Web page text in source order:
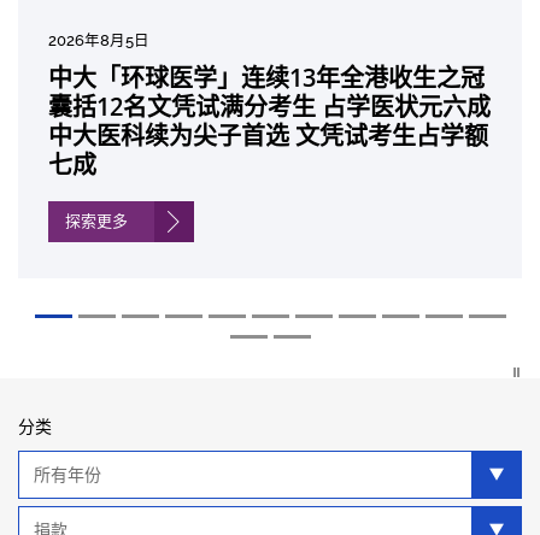
2026年8月5日
中大「环球医学」连续13年全港收生之冠
囊括12名文凭试满分考生 占学医状元六成
中大医科续为尖子首选 文凭试考生占学额
七成
探索更多
2026年7月27日
中大成立崭新 ITECH医疗科技评估平台 推
动健康经济分析及价值医疗
2026年7月10日
中大研发「AI-OCT」系统助测糖尿黄斑水
肿 假阳性转介个案锐减六成 缩短患者轮
候诊症时间
2026年7月10日
中大黄秀娟教授获颁中国工程界最高荣誉
「光华工程科技奖」 成为今届医药衞生领
域唯一香港学者
2026年7月7日
中大新设「香港中文大学凤凰奖学金」嘉
许公开试状元 鼓励学医状元走出课堂放眼
世界 装备21世纪妙手仁医
2026年6月29日
中大全新一站式PGT-Plus方案 精准辨识
传统检测中复杂基因异常「盲点」 降低人
工受孕流产及异常妊娠风险
2026年6月22日
中大发现青光眼治疗新靶点 小鼠实验证实
可恢复七成视力 有助开创崭新神经保护疗
法
2026年6月17日
中大成功拆解肝癌免疫治疗耐药性机制 揭
一种免疫细胞具「除废喂食」新功能助癌
细胞耐药性
2026年6月10日
中大与多名全球专家共同牵头跨国肺癌研
究 逾半晚期ALK阳性肺癌病人七年无恶化
因特定基因异常而引起的肺癌有望变成
「慢性病」 患者可与病共存
探索更多
2026年6月5日
中大教授陈重娥获颁「清野裕杰出领袖
奖」 成为本港首名学者荣膺亚洲糖尿病教
研最高荣誉
2026年6月2日
中大汇聚逾200位区域专家 探讨私人医疗
保险如何推动全民健康覆盖
探索更多
2026年5月19日
中大张源津医生成首位亚洲研究员 荣获国
际泌尿科权威奖项John K. Lattimer 讲座
奖
2026年5月14日
中大取得「从实验室到临床应用」研究突
破 初步证实GLP-1药物可改善严重中风康
复情况
分类
类